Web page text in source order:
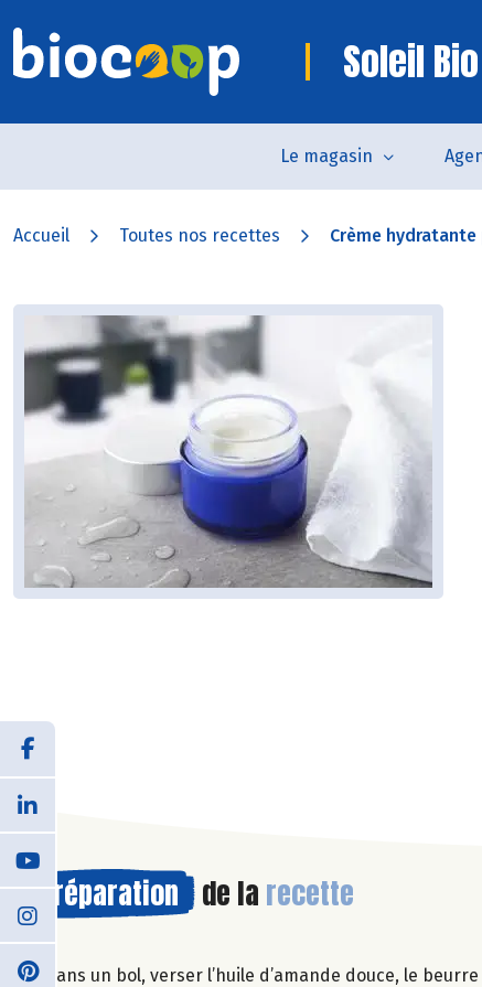
Soleil Bio
Le magasin
Accueil Toutes nos recettes Crème
Préparation de la recette
Dans un bol, verser l’huile d’amande douce, le